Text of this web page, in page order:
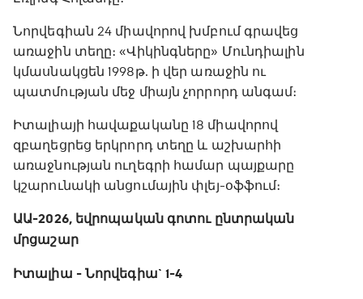
Նորվեգիան 24 միավորով խմբում գրավեց
առաջին տեղը։ «Վիկինգները» Մունդիալին
կմասնակցեն 1998թ. ի վեր առաջին ու
պատմության մեջ միայն չորրորդ անգամ։
Իտալիայի հավաքականը 18 միավորով
զբաղեցրեց երկրորդ տեղը և աշխարհի
առաջնության ուղեգրի համար պայքարը
կշարունակի անցումային փլեյ-օֆֆում։
ԱԱ-2026, եվրոպական գոտու ընտրական
մրցաշար
Իտալիա - Նորվեգիա` 1-4